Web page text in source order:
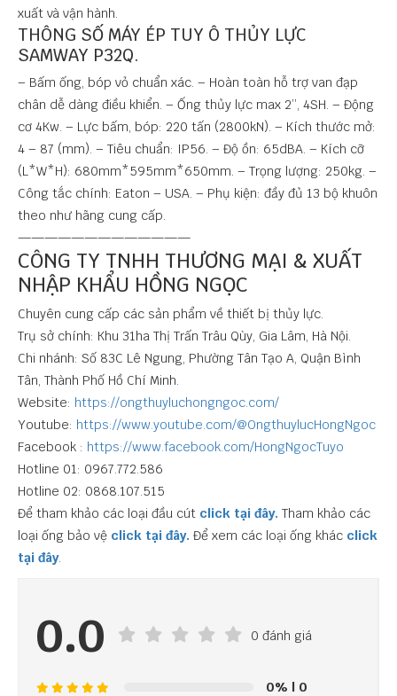
xuất và vận hành.
THÔNG SỐ MÁY ÉP TUY Ô THỦY LỰC
SAMWAY P32Q.
– Bấm ống, bóp vỏ chuẩn xác. – Hoàn toàn hỗ trợ van đạp
chân dễ dàng điều khiển. – Ống thủy lực max 2’’, 4SH. – Động
cơ 4Kw. – Lực bấm, bóp: 220 tấn (2800kN). – Kích thước mở:
4 – 87 (mm). – Tiêu chuẩn: IP56. – Độ ồn: 65dBA. – Kích cỡ
(L*W*H): 680mm*595mm*650mm. – Trọng lượng: 250kg. –
Công tắc chính: Eaton – USA. – Phụ kiện: đầy đủ 13 bộ khuôn
theo như hãng cung cấp.
—————————————
CÔNG TY TNHH THƯƠNG MẠI & XUẤT
NHẬP KHẨU HỒNG NGỌC
Chuyên cung cấp các sản phẩm về thiết bị thủy lực.
Trụ sở chính: Khu 31ha Thị Trấn Trâu Qùy, Gia Lâm, Hà Nội.
Chi nhánh: Số 83C Lê Ngung, Phường Tân Tạo A, Quận Bình
Tân, Thành Phố Hồ Chí Minh.
Website: https://ongthuyluchongngoc.com/
Youtube: https://www.youtube.com/@OngthuylucHongNgoc
Facebook : https://www.facebook.com/HongNgocTuyo
Hotline 01: 0967.772.586
Hotline 02: 0868.107.515
Để tham khảo các loại đầu cút click tại đây. Tham khảo các
loại ống bảo vệ click tại đây. Để xem các loại ống khác click
tại đây.
0.0 0 đánh giá
0% | 0